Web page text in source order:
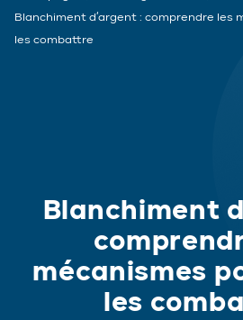
Blanchiment d’argent : comprendre les
les combattre
Blanchiment
mécanismes
les